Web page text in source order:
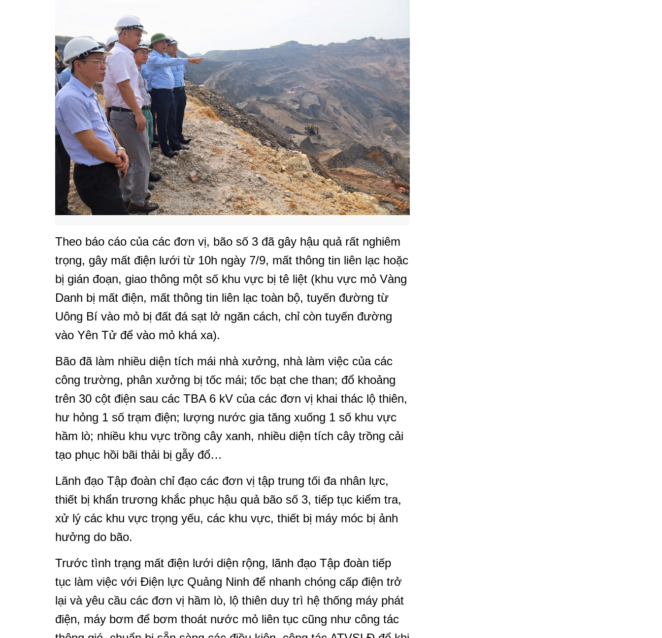
Theo báo cáo của các đơn vị, bão số 3 đã gây hậu quả rất nghiêm
trọng, gây mất điện lưới từ 10h ngày 7/9, mất thông tin liên lạc hoặc
bị gián đoạn, giao thông một số khu vực bị tê liệt (khu vực mỏ Vàng
Danh bị mất điện, mất thông tin liên lạc toàn bộ, tuyến đường từ
Uông Bí vào mỏ bị đất đá sạt lở ngăn cách, chỉ còn tuyến đường
vào Yên Tử để vào mỏ khá xa).
Bão đã làm nhiều diện tích mái nhà xưởng, nhà làm việc của các
công trường, phân xưởng bị tốc mái; tốc bạt che than; đổ khoảng
trên 30 cột điện sau các TBA 6 kV của các đơn vị khai thác lộ thiên,
hư hỏng 1 số trạm điện; lượng nước gia tăng xuống 1 số khu vực
hầm lò; nhiều khu vực trồng cây xanh, nhiều diện tích cây trồng cải
tạo phục hồi bãi thải bị gẫy đổ…
Lãnh đạo Tập đoàn chỉ đạo các đơn vị tập trung tối đa nhân lực,
thiết bị khẩn trương khắc phục hậu quả bão số 3, tiếp tục kiểm tra,
xử lý các khu vực trọng yếu, các khu vực, thiết bị máy móc bị ảnh
hưởng do bão.
Trước tình trạng mất điện lưới diện rộng, lãnh đạo Tập đoàn tiếp
tục làm việc với Điện lực Quảng Ninh để nhanh chóng cấp điện trở
lại và yêu cầu các đơn vị hầm lò, lộ thiên duy trì hệ thống máy phát
điện, máy bơm để bơm thoát nước mỏ liên tục cũng như công tác